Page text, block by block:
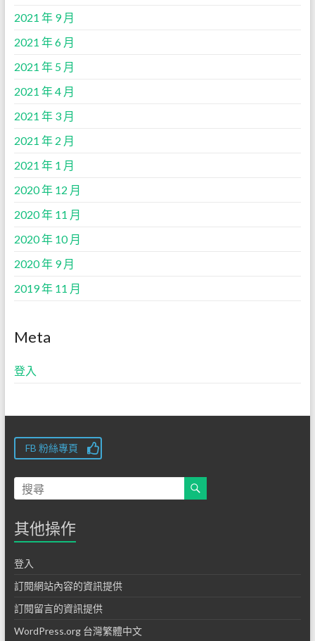
2021 年 9 月
2021 年 6 月
2021 年 5 月
2021 年 4 月
2021 年 3 月
2021 年 2 月
2021 年 1 月
2020 年 12 月
2020 年 11 月
2020 年 10 月
2020 年 9 月
2019 年 11 月
Meta
登入
FB 粉絲專頁
其他操作
登入
訂閱網站內容的資訊提供
訂閱留言的資訊提供
WordPress.org 台灣繁體中文